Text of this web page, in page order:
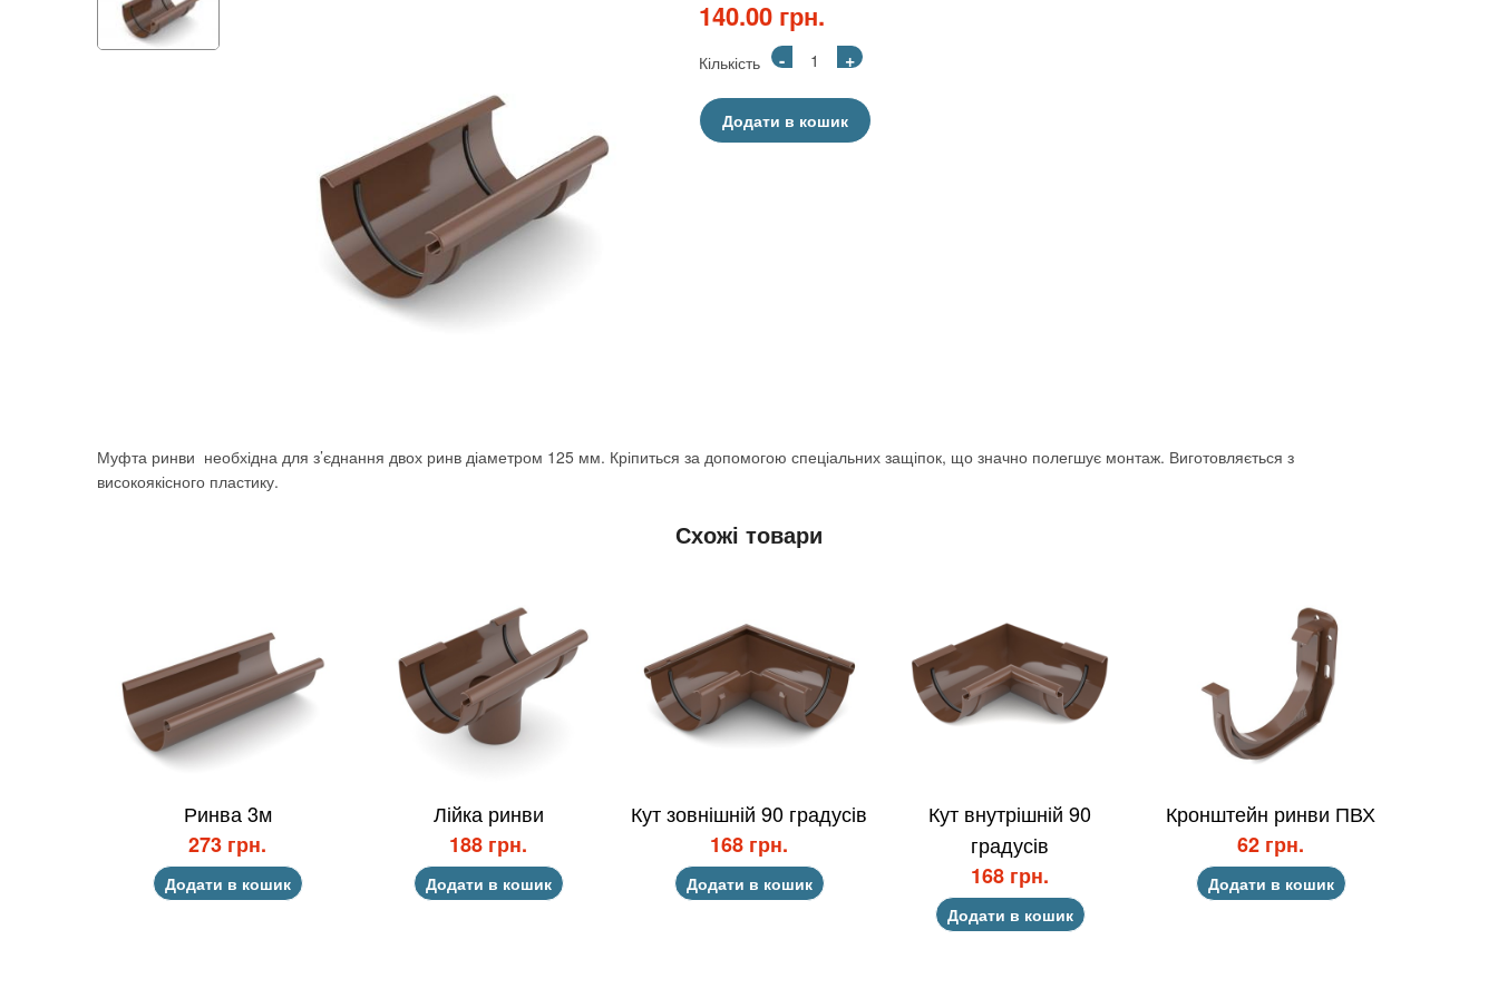
140.00 грн.
Кількість - +
Додати в кошик
Муфта ринви необхідна для з’єднання двох ринв діаметром 125 мм. Кріпиться за допомогою спеціальних защіпок, що значно полегшує монтаж. Виготовляється з
високоякісного пластику.
Схожі товари
Ринва 3м
273 грн.
Додати в кошик
Лійка ринви
188 грн.
Додати в кошик
Кут зовнішній 90 градусів
168 грн.
Додати в кошик
Кут внутрішній 90
градусів
168 грн.
Додати в кошик
Кронштейн ринви ПВХ
62 грн.
Додати в кошик